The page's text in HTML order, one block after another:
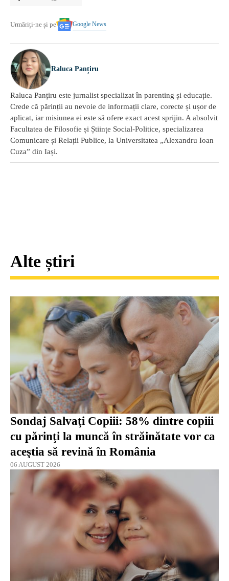
Urmăriți-ne și pe Google News
Raluca Panțiru
Raluca Panțiru este jurnalist specializat în parenting și educație.
Crede că părinții au nevoie de informații clare, corecte și ușor de
aplicat, iar misiunea ei este să ofere exact acest sprijin. A absolvit
Facultatea de Filosofie și Științe Social-Politice, specializarea
Comunicare și Relații Publice, la Universitatea „Alexandru Ioan
Cuza” din Iași.
Alte știri
Sondaj Salvaţi Copiii: 58% dintre copiii
cu părinţi la muncă în străinătate vor ca
aceştia să revină în România
06 AUGUST 2026